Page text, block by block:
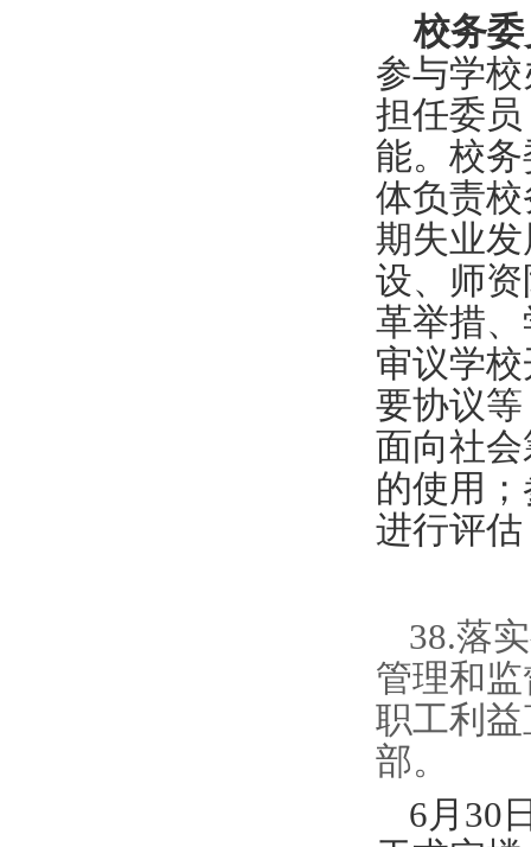
校务
参与学
担任委
能。校
体负责
期失业
设、师
革举措
审议学
要协议
面向社
的使用
进行评
38.落
管理和
职工利
部。
6月30